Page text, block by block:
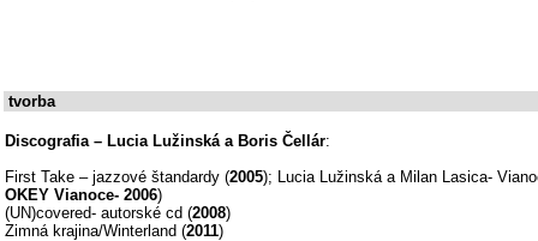
tvorba
Discografia – Lucia Lužinská a Boris Čellár:
First Take – jazzové štandardy (2005); Lucia Lužinská a Milan Lasica-
OKEY Vianoce- 2006)
(UN)covered- autorské cd (2008)
Zimná krajina/Winterland (2011)